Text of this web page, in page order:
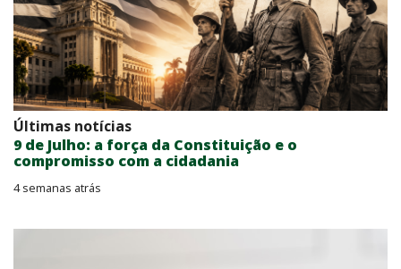
Últimas notícias
9 de Julho: a força da Constituição e o
compromisso com a cidadania
4 semanas atrás